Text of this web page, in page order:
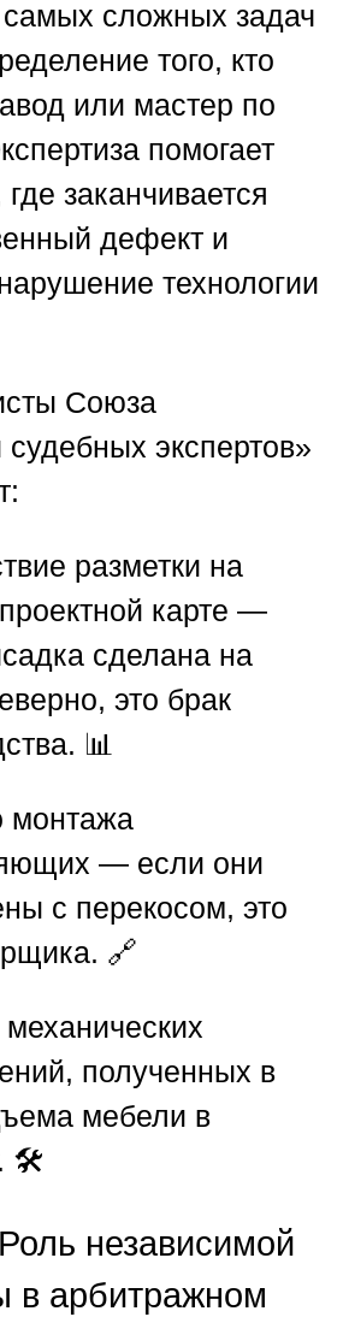
сложных задач
того, кто
или мастер по
помогает
заканчивается
дефект и
технологии
Союза
экспертов»
разметки на
карте —
сделана на
это брак
📊
монтажа
— если они
с перекосом, это
🔗
полученных в
мебели в
🛠️
независимой
в арбитражном